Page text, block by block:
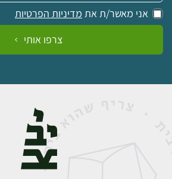
אני מאשר/ת את מדיניות הפרטיות
צרפו אותי